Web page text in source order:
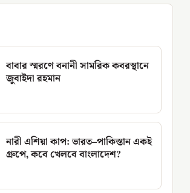
বাবার স্মরণে বনানী সামরিক কবরস্থানে
জুবাইদা রহমান
নারী এশিয়া কাপ: ভারত–পাকিস্তান একই
গ্রুপে, কবে খেলবে বাংলাদেশ?